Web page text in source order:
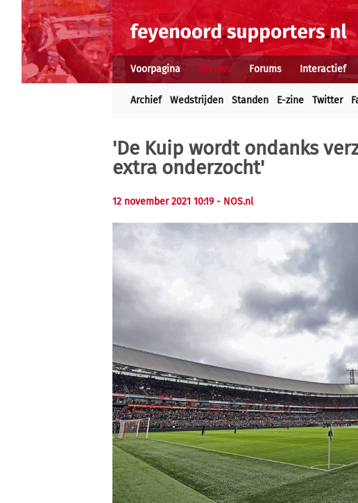
Voorpagina Nieuws Forums Interactief
Archief Wedstrijden Standen E-zine Twitter
'De Kuip wordt ondanks
extra onderzocht'
12 november 2021 10:19- NOS.nl